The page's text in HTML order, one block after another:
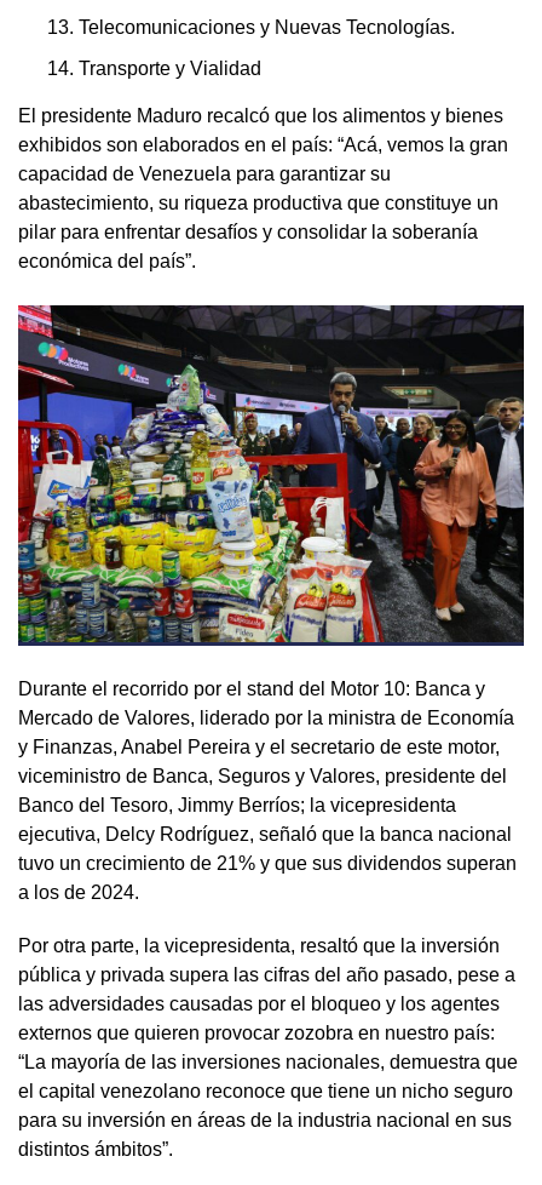
Telecomunicaciones y Nuevas Tecnologías.
Transporte y Vialidad
El presidente Maduro recalcó que los alimentos y bienes
exhibidos son elaborados en el país: “Acá, vemos la gran
capacidad de Venezuela para garantizar su
abastecimiento, su riqueza productiva que constituye un
pilar para enfrentar desafíos y consolidar la soberanía
económica del país”.
Durante el recorrido por el stand del Motor 10: Banca y
Mercado de Valores, liderado por la ministra de Economía
y Finanzas, Anabel Pereira y el secretario de este motor,
viceministro de Banca, Seguros y Valores, presidente del
Banco del Tesoro, Jimmy Berríos; la vicepresidenta
ejecutiva, Delcy Rodríguez, señaló que la banca nacional
tuvo un crecimiento de 21% y que sus dividendos superan
a los de 2024.
Por otra parte, la vicepresidenta, resaltó que la inversión
pública y privada supera las cifras del año pasado, pese a
las adversidades causadas por el bloqueo y los agentes
externos que quieren provocar zozobra en nuestro país:
“La mayoría de las inversiones nacionales, demuestra que
el capital venezolano reconoce que tiene un nicho seguro
para su inversión en áreas de la industria nacional en sus
distintos ámbitos”.